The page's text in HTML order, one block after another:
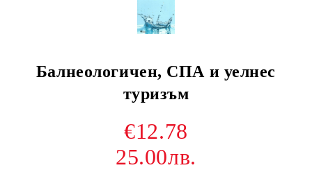
Балнеологичен, СПА и уелнес
туризъм
€12.78
25.00лв.